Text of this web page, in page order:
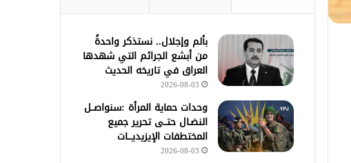
بألم وإجلال.. نستذكر واحدةً
من أبشع الجرائم التي شهدها
العراق في تاريخه الحديث
2026-08-03
وحدات حماية المرأة :سنواصــل
النضـال حتــى تحرير جميع
المختطفات الإيزيديـــات
2026-08-03